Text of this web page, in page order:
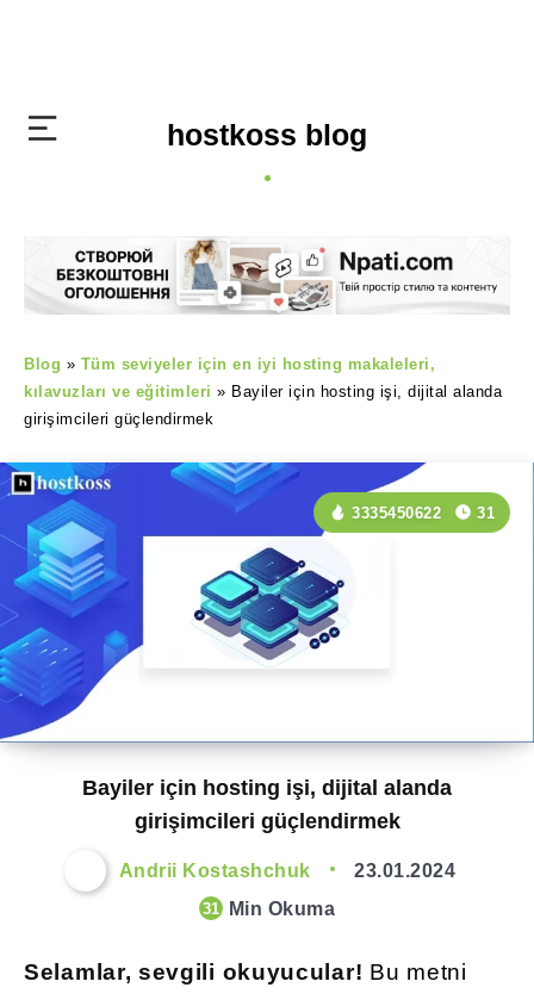
hostkoss blog
Blog » Tüm seviyeler için en iyi hosting makaleleri,
kılavuzları ve eğitimleri » Bayiler için hosting işi, dijital alanda
girişimcileri güçlendirmek
Bayiler için hosting işi, dijital alanda
girişimcileri güçlendirmek
3335450622 31
Andrii Kostashchuk 23.01.2024
31 Min Okuma
Selamlar, sevgili okuyucular! Bu metni